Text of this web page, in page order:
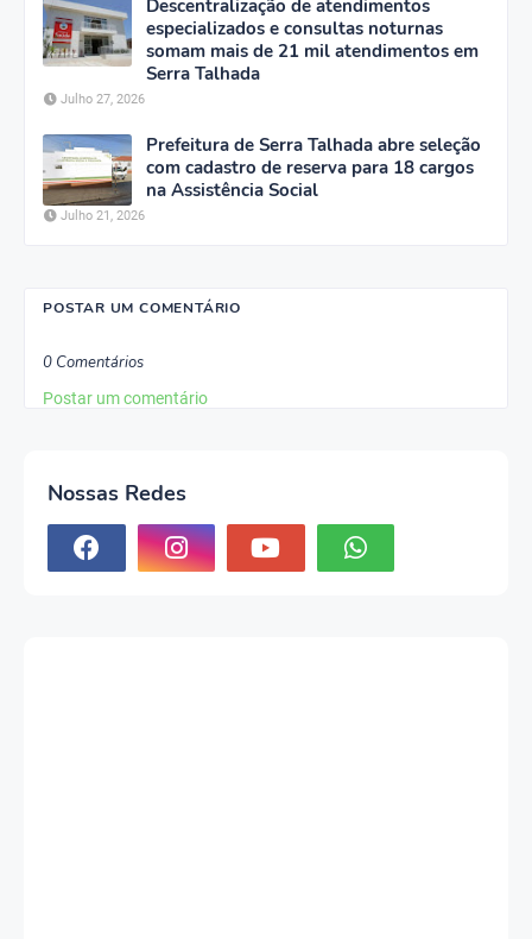
Descentralização de atendimentos
especializados e consultas noturnas
somam mais de 21 mil atendimentos em
Serra Talhada
Julho 27, 2026
Prefeitura de Serra Talhada abre seleção
com cadastro de reserva para 18 cargos
na Assistência Social
Julho 21, 2026
POSTAR UM COMENTÁRIO
0 Comentários
Postar um comentário
Nossas Redes